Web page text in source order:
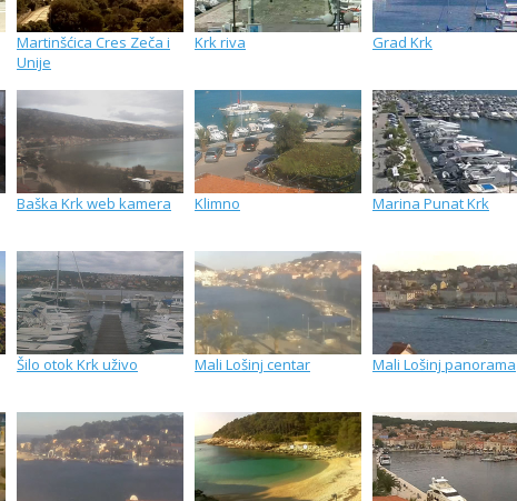
Martinšćica Cres Zeča i
Unije
Krk riva Grad Krk
Baška Krk web kamera Klimno Marina Punat Krk
Šilo otok Krk uživo Mali Lošinj centar Mali Lošinj panorama